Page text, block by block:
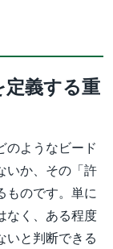
定義する重
のようなビード
いか、その「許
ものです。単に
なく、ある程度
いと判断できる